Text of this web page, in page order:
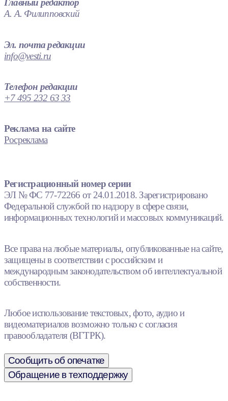
Главный редактор
А. А. Филипповский
Эл. почта редакции
info@vesti.ru
Телефон редакции
+7 495 232 63 33
Реклама на сайте
Росреклама
Регистрационный номер серии
ЭЛ № ФС 77-72266 от 24.01.2018. Зарегистрировано
Федеральной службой по надзору в сфере связи,
информационных технологий и массовых коммуникаций.
Все права на любые материалы, опубликованные на сайте,
защищены в соответствии с российским и
международным законодательством об интеллектуальной
собственности.
Любое использование текстовых, фото, аудио и
видеоматериалов возможно только с согласия
правообладателя (ВГТРК).
Сообщить об опечатке
Обращение в техподдержку